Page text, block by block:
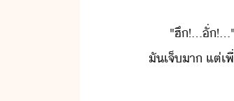
"​ฮึ​!​...ั​่
ั​เจ็​า​ ​แต่​เ